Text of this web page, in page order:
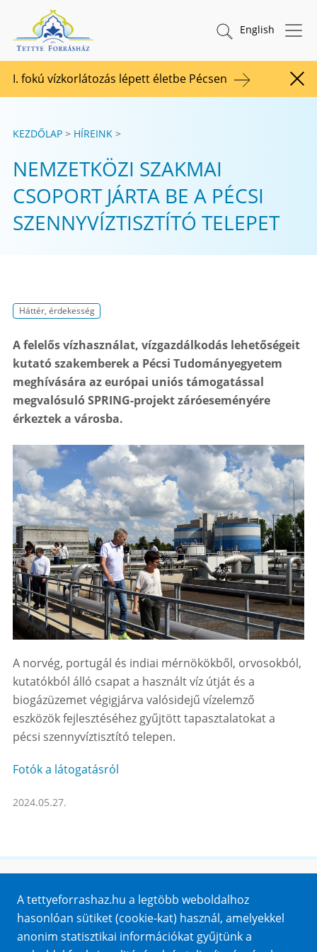
Tovább a tartalomhoz
TETTYE FORRÁSHÁZ Zrt. Keresés indítása
English
I. fokú vízkorlátozás lépett életbe Pécsen
KEZDŐLAP HÍREINK
NEMZETKÖZI SZAKMAI
CSOPORT JÁRTA BE A PÉCSI
SZENNYVÍZTISZTÍTÓ TELEPET
Háttér, érdekesség
A felelős vízhasználat, vízgazdálkodás lehetőségeit
kutató szakemberek a Pécsi Tudományegyetem
meghívására az európai uniós támogatással
megvalósuló SPRING-projekt záróeseményére
érkeztek a városba.
A norvég, portugál és indiai mérnökökből, orvosokból,
kutatókból álló csapat a használt víz útját és a
biogázüzemet végigjárva valósidejű vízelemző
eszközök fejlesztéséhez gyűjtött tapasztalatokat a
pécsi szennyvíztisztító telepen.
Fotók a látogatásról
2024.05.27.
Impresszum
Sütik
Adatvédelem
A tettyeforrashaz.hu a legtöbb weboldalhoz
hasonlóan sütiket (cookie-kat) használ, amelyekkel
anonim statisztikai információkat gyűjtünk a